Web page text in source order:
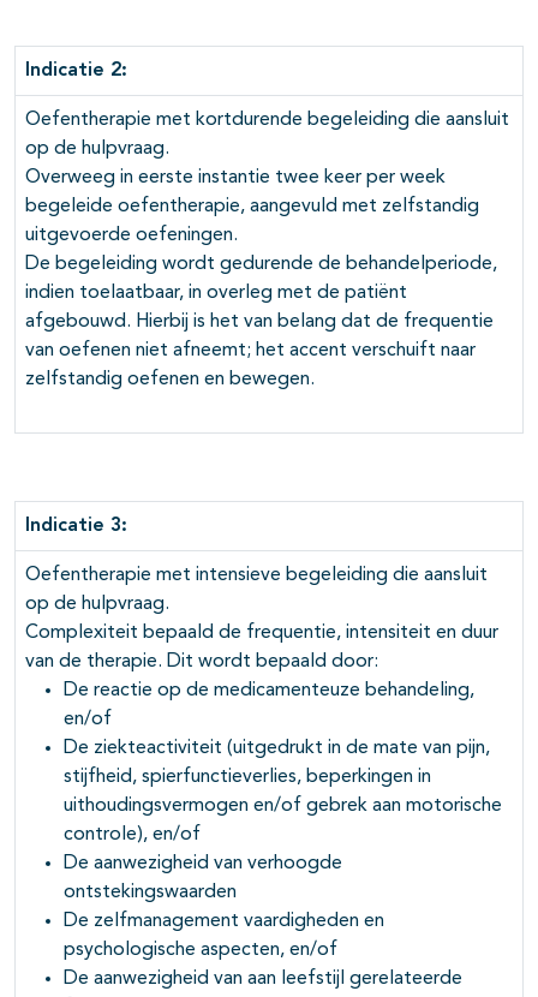
Indicatie 2:
Oefentherapie met kortdurende begeleiding die aansluit
op de hulpvraag.
Overweeg in eerste instantie twee keer per week
begeleide oefentherapie, aangevuld met zelfstandig
uitgevoerde oefeningen.
De begeleiding wordt gedurende de behandelperiode,
indien toelaatbaar, in overleg met de patiënt
afgebouwd. Hierbij is het van belang dat de frequentie
van oefenen niet afneemt; het accent verschuift naar
zelfstandig oefenen en bewegen.
Indicatie 3:
Oefentherapie met intensieve begeleiding die aansluit
op de hulpvraag.
Complexiteit bepaald de frequentie, intensiteit en duur
van de therapie. Dit wordt bepaald door:
De reactie op de medicamenteuze behandeling,
en/of
De ziekteactiviteit (uitgedrukt in de mate van pijn,
stijfheid, spierfunctieverlies, beperkingen in
uithoudingsvermogen en/of gebrek aan motorische
controle), en/of
De aanwezigheid van verhoogde
ontstekingswaarden
De zelfmanagement vaardigheden en
psychologische aspecten, en/of
De aanwezigheid van aan leefstijl gerelateerde